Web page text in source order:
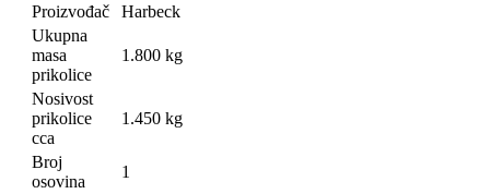
Proizvođač
Harbeck
Ukupna
masa
prikolice
1.800 kg
Nosivost
prikolice
cca
1.450 kg
Broj
osovina
1